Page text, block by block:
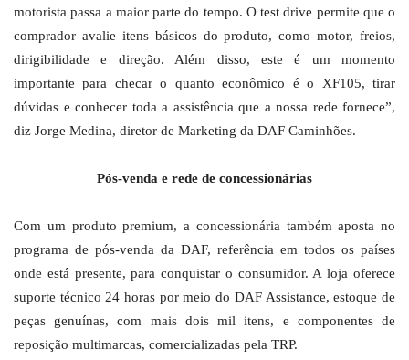
motorista passa a maior parte do tempo. O test drive permite que o
comprador avalie itens básicos do produto, como motor, freios,
dirigibilidade e direção. Além disso, este é um momento
importante para checar o quanto econômico é o XF105, tirar
dúvidas e conhecer toda a assistência que a nossa rede fornece”,
diz Jorge Medina, diretor de Marketing da DAF Caminhões.
Pós-venda e rede de concessionárias
Com um produto premium, a concessionária também aposta no
programa de pós-venda da DAF, referência em todos os países
onde está presente, para conquistar o consumidor. A loja oferece
suporte técnico 24 horas por meio do DAF Assistance, estoque de
peças genuínas, com mais dois mil itens, e componentes de
reposição multimarcas, comercializadas pela TRP.